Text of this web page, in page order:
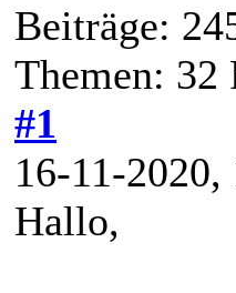
Beiträge:
Themen: 32
#1
16-11-2020,
Hallo,